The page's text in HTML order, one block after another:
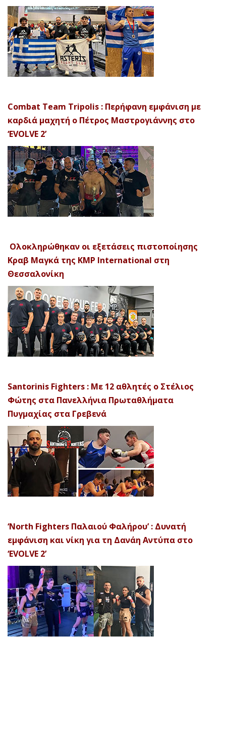
Combat Team Tripolis : Περήφανη εμφάνιση με
καρδιά μαχητή ο Πέτρος Μαστρογιάννης στο
‘EVOLVE 2’
Ολοκληρώθηκαν οι εξετάσεις πιστοποίησης
Κραβ Μαγκά της KMP International στη
Θεσσαλονίκη
Santorinis Fighters : Με 12 αθλητές ο Στέλιος
Φώτης στα Πανελλήνια Πρωταθλήματα
Πυγμαχίας στα Γρεβενά
‘North Fighters Παλαιού Φαλήρου’ : Δυνατή
εμφάνιση και νίκη για τη Δανάη Αντύπα στο
‘EVOLVE 2’